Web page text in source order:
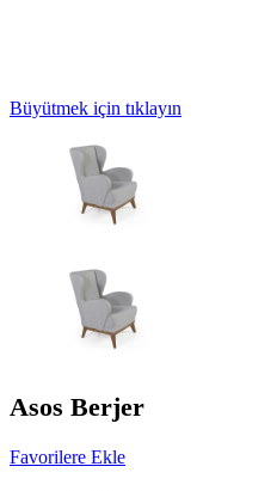
Büyütmek için tıklayın
Asos Berjer
Favorilere Ekle